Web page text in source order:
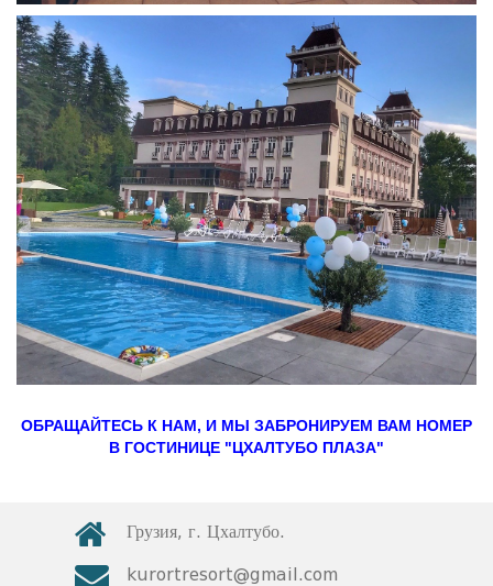
ОБРАЩАЙТЕСЬ К НАМ, И МЫ ЗАБРОНИРУЕМ ВАМ НОМЕР
В ГОСТИНИЦЕ "ЦХАЛТУБО ПЛАЗА"